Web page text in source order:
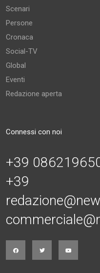
Scenari
Persone
Cronaca
Social-TV
Global
Eventi
Redazione aperta
Connessi con noi
+39
+39